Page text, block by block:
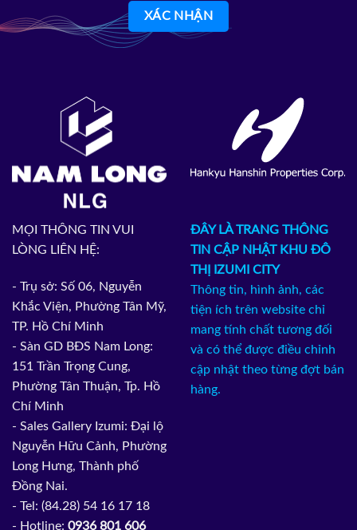
MỌI THÔNG TIN VUI
LÒNG LIÊN HỆ:
- Trụ sở: Số 06, Nguyễn
Khắc Viện, Phường Tân Mỹ,
TP. Hồ Chí Minh
- Sàn GD BĐS Nam Long:
151 Trần Trọng Cung,
Phường Tân Thuận, Tp. Hồ
Chí Minh
- Sales Gallery Izumi: Đại lộ
Nguyễn Hữu Cảnh, Phường
Long Hưng, Thành phố
Đồng Nai.
- Tel: (84.28) 54 16 17 18
- Hotline: 0936 801 606
ĐÂY LÀ TRANG THÔNG
TIN CẬP NHẬT KHU ĐÔ
THỊ IZUMI CITY
Thông tin, hình ảnh, các
tiện ích trên website chỉ
mang tính chất tương đối
và có thể được điều chỉnh
cập nhật theo từng đợt bán
hàng.